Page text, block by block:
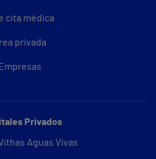
cita médica
privada
Empresas
Privados
Aguas Vivas